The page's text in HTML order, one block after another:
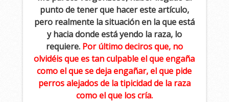
punto de tener que hacer este artículo,
pero realmente la situación en la que está
y hacia donde está yendo la raza, lo
requiere. Por último deciros que, no
olvidéis que es tan culpable el que engaña
como el que se deja engañar, el que pide
perros alejados de la tipicidad de la raza
como el que los cría.